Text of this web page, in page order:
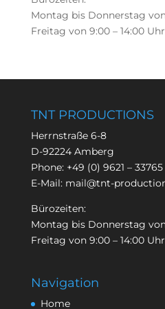
Montag bis Donnerstag
Freitag von 9:00 – 14:00 Uhr
TNT PRODUCTIONS
Herrnstraße 6-8
D-92224 Amberg
Phone: +49 (0) 9621 – 33765
E-Mail: mail@tnt-
Bürozeiten:
Montag bis Donnerstag
Freitag von 9:00 – 14:00 Uhr
Navigation
Home